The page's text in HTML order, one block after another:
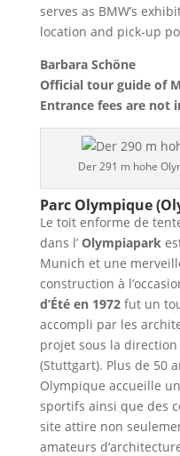
serves as BMW’s
location and pick-up
Barbara Schöne
Official tour guide of
Entrance fees are not
Der 291 m hohe
Parc Olympique
Le toit enforme de
dans l’ Olympiapark
Munich et une
construction à
d’Été en 1972fut un
accompli par les
projet sous la
(Stuttgart). Plus de 50
Olympique accueille
sportifs ainsi que des
site attire non
amateurs